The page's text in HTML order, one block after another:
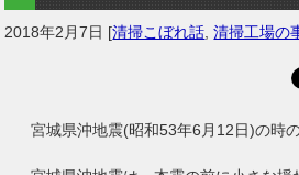
2018年2月7日 [清掃こぼれ話 ,清掃工場の
宮城県沖地震(昭和53年6月12日)の時